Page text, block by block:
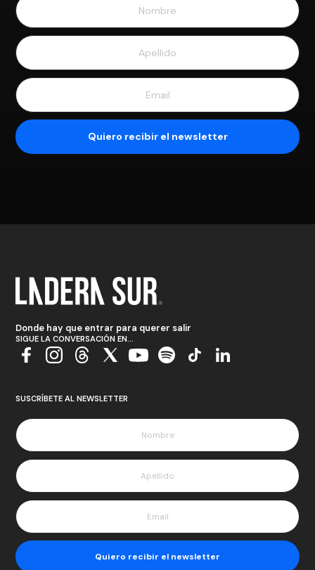
Donde hay que entrar para querer salir
SIGUE LA CONVERSACIÓN EN...
SUSCRÍBETE AL NEWSLETTER